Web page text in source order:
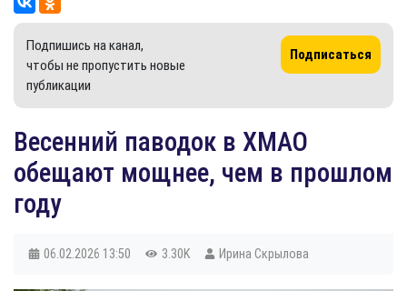
Подпишись на канал,
чтобы не пропустить новые
публикации
Подписаться
​Весенний паводок в ХМАО
обещают мощнее, чем в прошлом
году
06.02.2026 13:50 3.30K Ирина Скрылова